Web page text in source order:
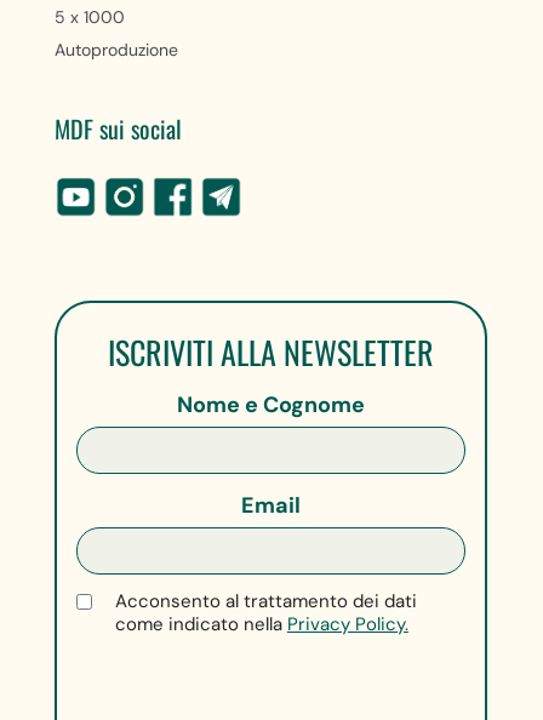
5 x 1000
Autoproduzione
MDF sui social
ISCRIVITI ALLA NEWSLETTER
Nome e Cognome
Email
Acconsento al trattamento dei dati
come indicato nella Privacy Policy.